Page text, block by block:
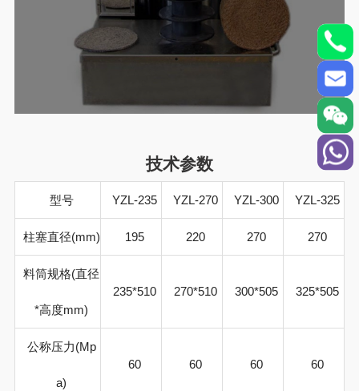
技术参数
型号 YZL-235 YZL-270 YZL-300 YZL-325
柱塞直径(mm) 195 220 270 270
料筒规格(直径
*高度mm)
235*510 270*510 300*505 325*505
公称压力(Mp
a)
60 60 60 60